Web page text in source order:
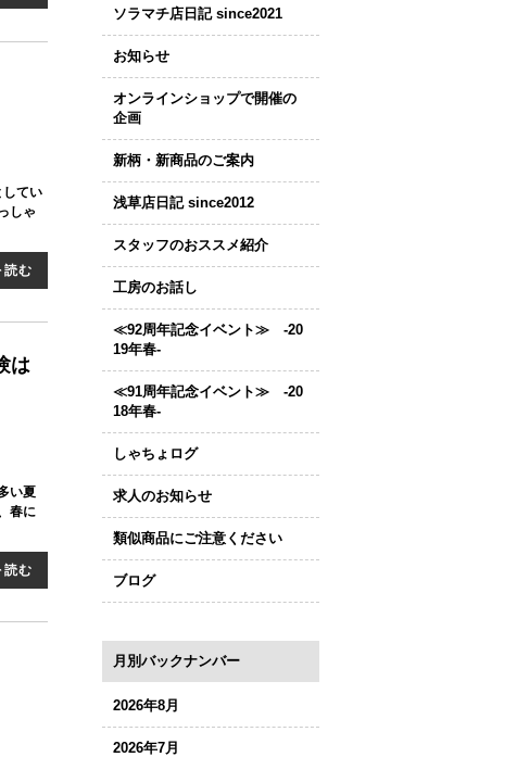
てい
しゃ
読む
は
い夏
春に
読む
ソラマチ店日記 since2021
お知らせ
オンラインショップで開催の
企画
新柄・新商品のご案内
浅草店日記 since2012
スタッフのおススメ紹介
工房のお話し
≪92周年記念イベント≫ -20
19年春-
≪91周年記念イベント≫ -20
18年春-
しゃちょログ
求人のお知らせ
類似商品にご注意ください
ブログ
月別バックナンバー
2026年8月
2026年7月